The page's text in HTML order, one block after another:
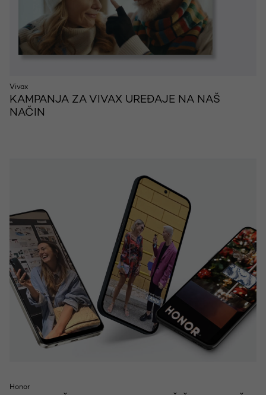
Vivax
KAMPANJA ZA VIVAX UREĐAJE NA NAŠ
NAČIN
Honor